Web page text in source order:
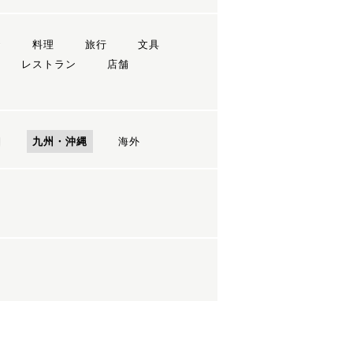
料理 旅行
文具
レストラン
店舗
九州・沖縄 海外